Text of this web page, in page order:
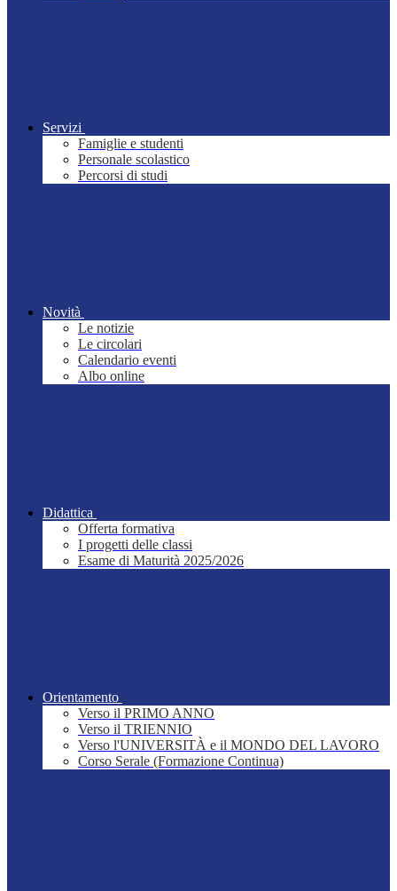
Servizi
Famiglie e studenti
Personale scolastico
Percorsi di studi
Novità
Le notizie
Le circolari
Calendario eventi
Albo online
Didattica
Offerta formativa
I progetti delle classi
Esame di Maturità 2025/2026
Orientamento
Verso il PRIMO ANNO
Verso il TRIENNIO
Verso l'UNIVERSITÀ e il MONDO DEL LAVORO
Corso Serale (Formazione Continua)